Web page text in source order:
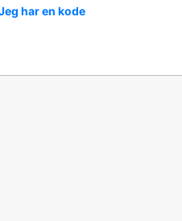
har en kode